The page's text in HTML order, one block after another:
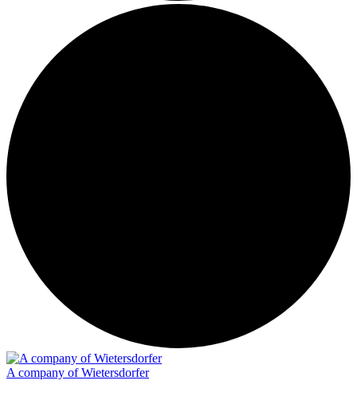
A company of Wietersdorfer